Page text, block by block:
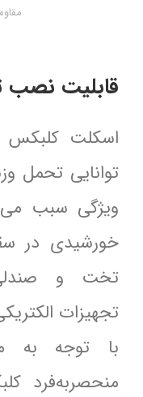
قابلیت نصب
اسکلت
توانایی تحمل
ویژگی سبب
خورشیدی در
تخت و
تجهیزات
با توجه به
منحصربه‌فرد